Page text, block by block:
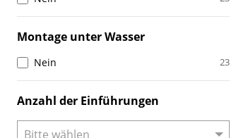
Montage unter Wasser
Nein 23
Anzahl der Einführungen